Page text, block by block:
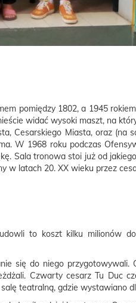
pomiędzy 1802, a 1945
widać wysoki maszt, na
Cesarskiego Miasta, oraz (na
W 1968 roku podczas
Sala tronowa stoi już od
w latach 20. XX wieku przez
to koszt kilku milionów
się do niego przygotowywali.
Czwarty cesarz Tu Duc
teatralną, gdzie wystawiano